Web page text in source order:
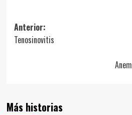
Navegación
de
Anterior:
Tenosinovitis
Más historias